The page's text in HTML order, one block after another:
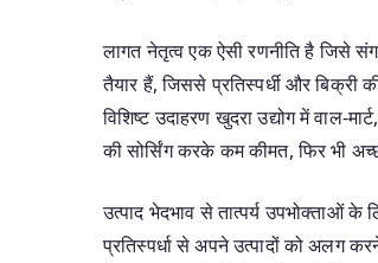
लागत नेतृत्व एक ऐसी रणनीति है जिसे
तैयार हैं, जिससे प्रतिस्पर्धी और बिक्री
विशिष्ट उदाहरण खुदरा उद्योग में वाल-
की सोर्सिंग करके कम कीमत, फिर भी
उत्पाद भेदभाव से तात्पर्य उपभोक्ताओं
प्रतिस्पर्धा से अपने उत्पादों को अलग